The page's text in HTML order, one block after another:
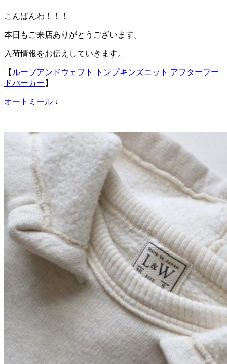
こんばんわ！！！
本日もご来店ありがとうございます。
入荷情報をお伝えしていきます。
【 ループアンドウェフト トンプキンズニット アフターフー
ドパーカー 】
オートミール ↓